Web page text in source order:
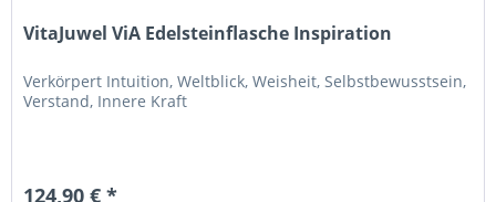
VitaJuwel ViA Edelsteinflasche Inspiration
Verkörpert Intuition, Weltblick, Weisheit, Selbstbewusstsein,
Verstand, Innere Kraft
124,90 € *